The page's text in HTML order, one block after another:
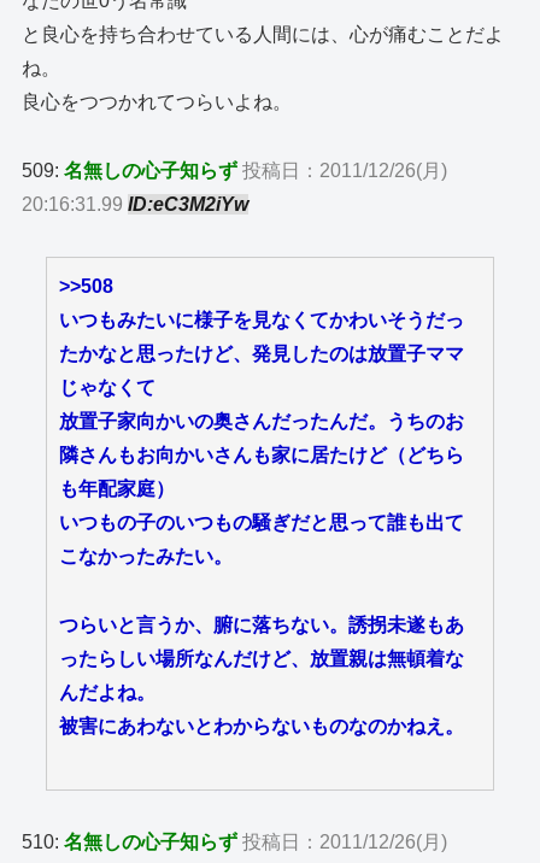
と良心を持ち合わせている人間には、心が痛むことだよ
ね。
良心をつつかれてつらいよね。
509:名無しの心子知らず 投稿日：2011/12/26(月)
20:16:31.99ID:eC3M2iYw
>>508
いつもみたいに様子を見なくてかわいそうだっ
たかなと思ったけど、発見したのは放置子ママ
じゃなくて
放置子家向かいの奥さんだったんだ。うちのお
隣さんもお向かいさんも家に居たけど（どちら
も年配家庭）
いつもの子のいつもの騒ぎだと思って誰も出て
こなかったみたい。
つらいと言うか、腑に落ちない。誘拐未遂もあ
ったらしい場所なんだけど、放置親は無頓着な
んだよね。
被害にあわないとわからないものなのかねえ。
510:名無しの心子知らず 投稿日：2011/12/26(月)